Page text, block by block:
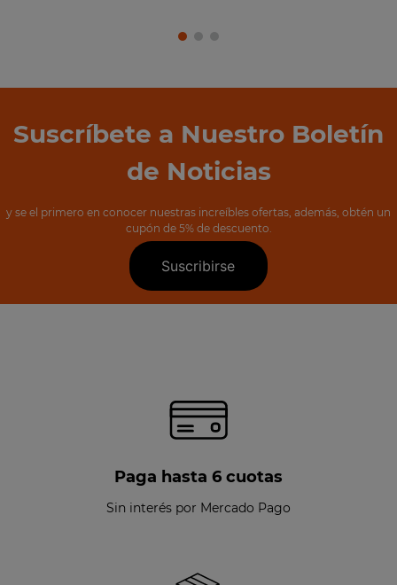
Suscríbete a Nuestro Boletín
de Noticias
y se el primero en conocer nuestras increíbles ofertas, además, obtén un
cupón de 5% de descuento.
Suscribirse
Paga hasta 6 cuotas
Sin interés por Mercado Pago